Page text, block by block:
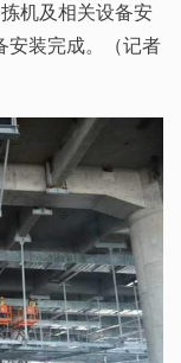
机及相关设备安
安装完成。（记者